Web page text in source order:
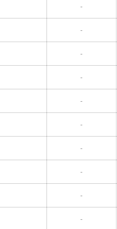
-
-
-
-
-
-
-
-
-
-